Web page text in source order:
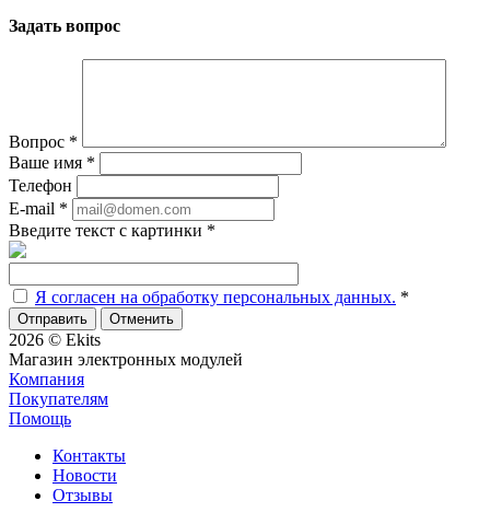
Задать вопрос
Вопрос *
Ваше имя *
Телефон
E-mail *
Введите текст с картинки *
Я согласен на обработку персональных данных. *
Отменить
2026 © Ekits
Магазин электронных модулей
Компания
Покупателям
Помощь
Контакты
Новости
Отзывы